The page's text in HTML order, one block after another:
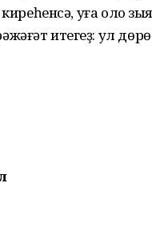
киреһенсә, уға оло
итегеҙ: ул